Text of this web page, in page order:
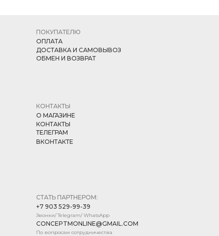
СТАТЬ ПАРТНЕРОМ:
+7 903 529-99-39
Звонки/ Telegram/ WhatsApp
CONCEPTMONLINE@GMAIL.COM
По вопросам сотрудничества
КОНТАКТЫ
О МАГАЗИНЕ
КОНТАКТЫ
ТЕЛЕГРАМ
ВКОНТАКТЕ
ПОКУПАТЕЛЮ
ОПЛАТА
ДОСТАВКА И САМОВЫВОЗ
ОБМЕН И ВОЗВРАТ